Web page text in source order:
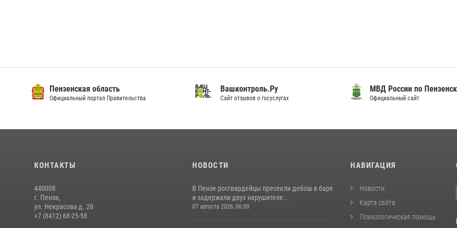
Пензенская область
Официальный портал Правительства
Вашконтроль.Ру
Сайт отзывов о госуслугах
МВД России по
Официальный сайт
КОНТАКТЫ
440008
г. Пенза,
ул. Некрасова д. 28
+7 (8412) 68-25-58
НОВОСТИ
В Пензе росгвардейцы пресекли дебош в баре
и задержали двух нарушителе...
07 августа 2026, 06:00
НАВИГАЦИЯ
Новости
Карта сайта
Психологическая помощь